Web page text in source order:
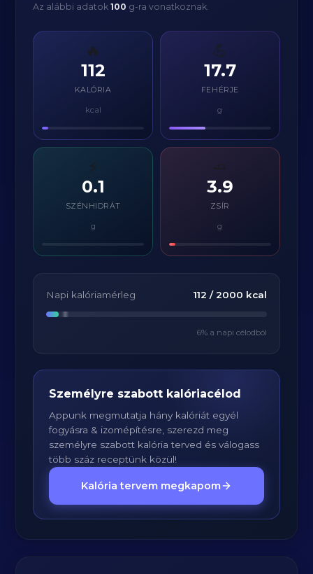
Az alábbi adatok100 g-ra vonatkoznak.
🔥
112
KALÓRIA
kcal
💪
17.7
FEHÉRJE
g
⚡
0.1
SZÉNHIDRÁT
g
3.9
ZSÍR
g
Napi kalóriamérleg 112 / 2000 kcal
6% a napi célodból
Személyre szabott kalóriacélod
Appunk megmutatja hány kalóriát egyél
fogyásra & izomépítésre, szerezd meg
személyre szabott kalória terved és válogass
több száz receptünk közül!
Kalória tervem megkapom